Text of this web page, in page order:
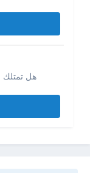
هل